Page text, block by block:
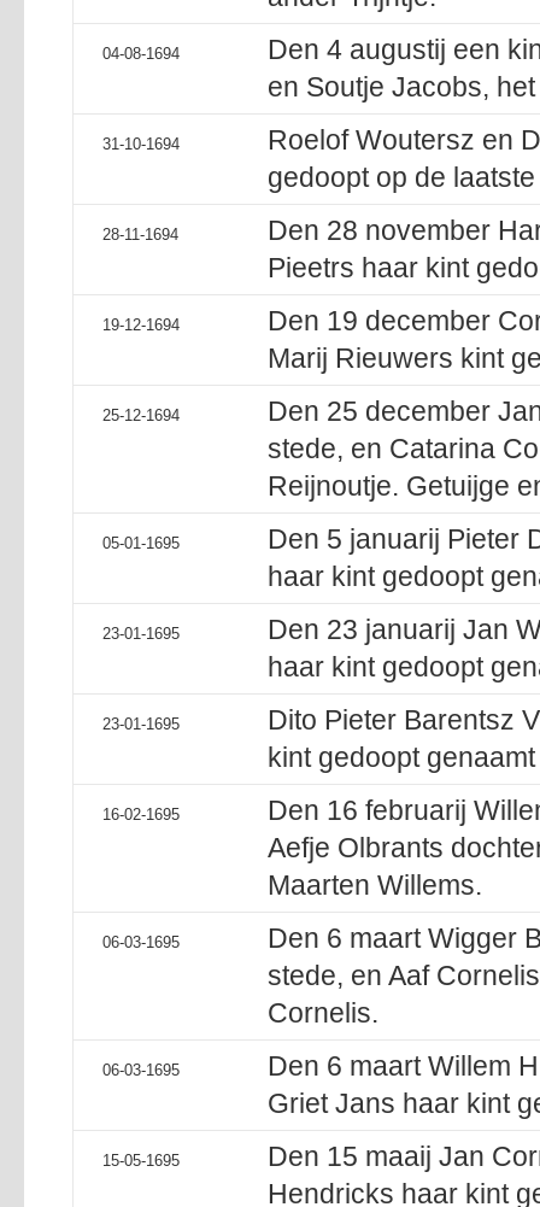
04-08-1694
Den 4 augustij een
en Soutje Jacobs,
31-10-1694
Roelof Woutersz en
gedoopt op de
28-11-1694
Den 28 november
Pieetrs haar kint
19-12-1694
Den 19 december
Marij Rieuwers kint
25-12-1694
Den 25 december
stede, en Catarina
Reijnoutje. Getuijge
05-01-1695
Den 5 januarij Pieter
haar kint gedoopt
23-01-1695
Den 23 januarij Jan
haar kint gedoopt
23-01-1695
Dito Pieter Barentsz
kint gedoopt
16-02-1695
Den 16 februarij
Aefje Olbrants
Maarten Willems.
06-03-1695
Den 6 maart Wigger
stede, en Aaf
Cornelis.
06-03-1695
Den 6 maart Willem
Griet Jans haar kint
15-05-1695
Den 15 maaij Jan
Hendricks haar kint